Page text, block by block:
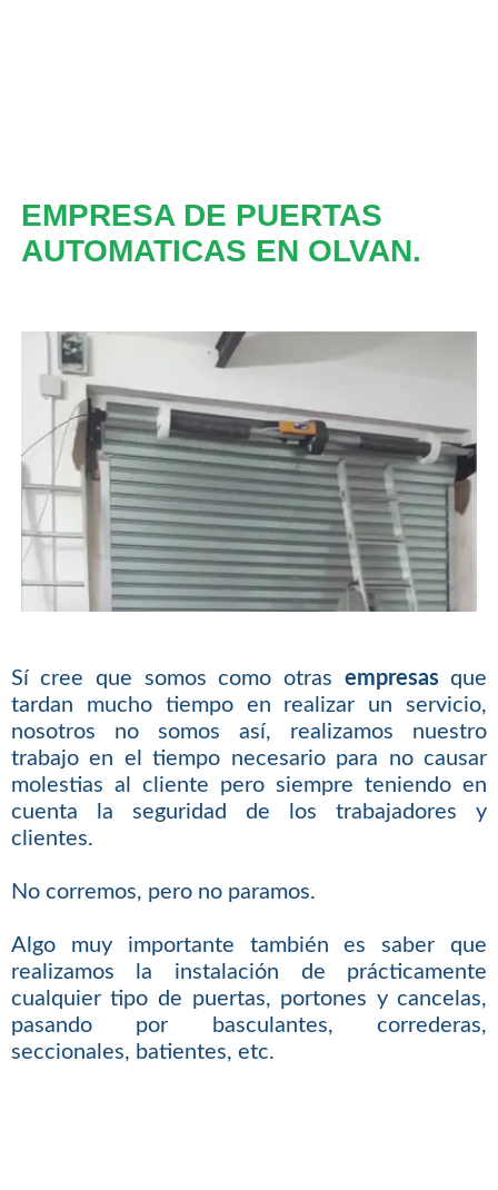
EMPRESA DE PUERTAS
AUTOMATICAS EN OLVAN.
Sí cree que somos como otras empresasque
tardan mucho tiempo en realizar un servicio,
nosotros no somos así, realizamos nuestro
trabajo en el tiempo necesario para no causar
molestias al cliente pero siempre teniendo en
cuenta la seguridad de los trabajadores y
clientes.
No corremos, pero no paramos.
Algo muy importante también es saber que
realizamos la instalación de prácticamente
cualquier tipo de puertas, portones y cancelas,
pasando por basculantes, correderas,
seccionales, batientes, etc.